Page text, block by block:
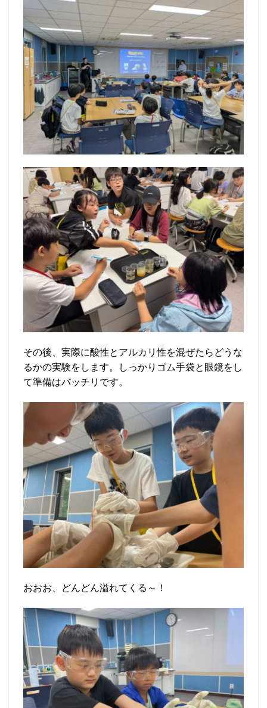
その後、実際に酸性とアルカリ性を混ぜたらどうな
るかの実験をします。しっかりゴム手袋と眼鏡をし
て準備はバッチリです。
おおお、どんどん溢れてくる～！